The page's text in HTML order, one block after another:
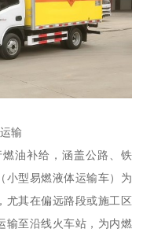
输​
油补给，涵盖公路、铁
小型易燃液体运输车）为
尤其在偏远路段或施工区
输至沿线火车站，为内燃